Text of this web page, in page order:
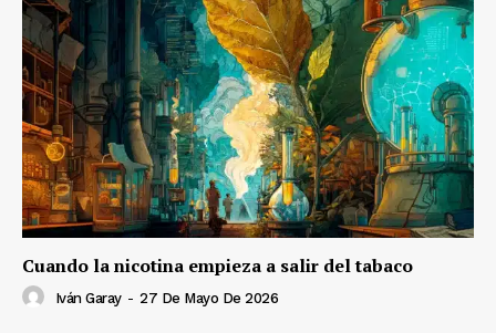
Cuando la nicotina empieza a salir del tabaco
Iván Garay - 27 De Mayo De 2026